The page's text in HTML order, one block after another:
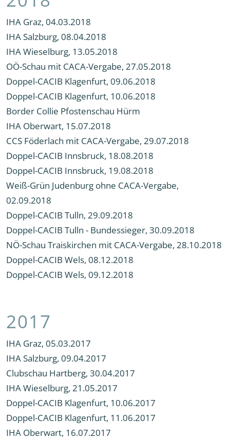
IHA Graz, 04.03.2018
IHA Salzburg, 08.04.2018
IHA Wieselburg, 13.05.2018
OÖ-Schau mit CACA-Vergabe, 27.05.2018
Doppel-CACIB Klagenfurt, 09.06.2018
Doppel-CACIB Klagenfurt, 10.06.2018
Border Collie Pfostenschau Hürm
IHA Oberwart, 15.07.2018
CCS Föderlach mit CACA-Vergabe, 29.07.2018
Doppel-CACIB Innsbruck, 18.08.2018
Doppel-CACIB Innsbruck, 19.08.2018
Weiß-Grün Judenburg ohne CACA-Vergabe,
02.09.2018
Doppel-CACIB Tulln, 29.09.2018
Doppel-CACIB Tulln - Bundessieger, 30.09.2018
NÖ-Schau Traiskirchen mit CACA-Vergabe, 28.10.2018
Doppel-CACIB Wels, 08.12.2018
Doppel-CACIB Wels, 09.12.2018
2017
IHA Graz, 05.03.2017
IHA Salzburg, 09.04.2017
Clubschau Hartberg, 30.04.2017
IHA Wieselburg, 21.05.2017
Doppel-CACIB Klagenfurt, 10.06.2017
Doppel-CACIB Klagenfurt, 11.06.2017
IHA Oberwart, 16.07.2017